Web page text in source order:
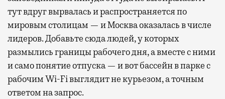
тут вдруг вырвалась и распространяется по
мировым столицам — и Москва оказалась в числе
лидеров. Добавьте сюда людей, у которых
размылись границы рабочего дня, а вместе с ними
и само понятие отпуска — и вот бассейн в парке с
рабочим Wi-Fi выглядит не курьезом, а точным
ответом на запрос.